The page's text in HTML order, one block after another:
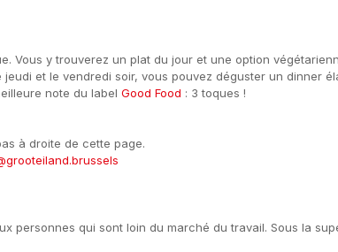
Vous y trouverez un plat du jour et une option
et le vendredi soir, vous pouvez déguster un dinner
note du label Good Food : 3 toques !
à droite de cette page.
personnes qui sont loin du marché du travail. Sous la